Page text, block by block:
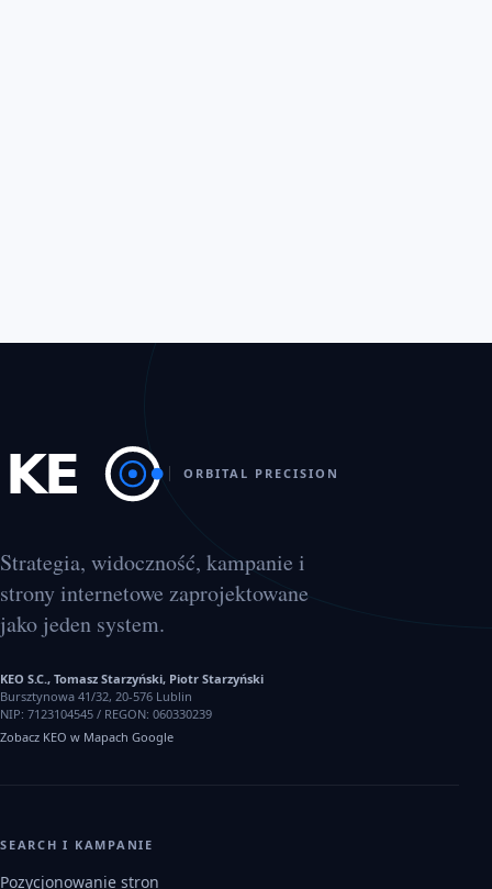
ORBITAL PRECISION
Strategia, widoczność, kampanie i
strony internetowe zaprojektowane
jako jeden system.
KEO S.C., Tomasz Starzyński, Piotr Starzyński
Bursztynowa 41/32, 20-576 Lublin
NIP: 7123104545 / REGON: 060330239
Zobacz KEO w Mapach Google
SEARCH I KAMPANIE
Pozycjonowanie stron